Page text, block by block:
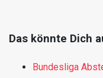
Das könnte Dich
Bundesliga